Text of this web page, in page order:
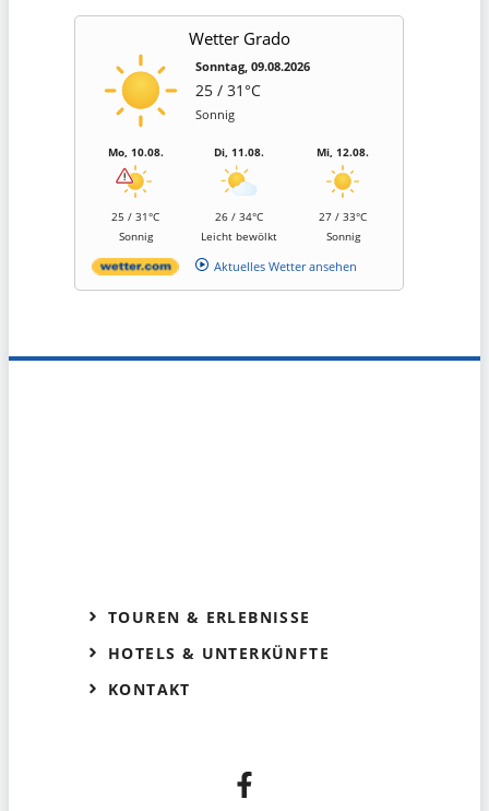
Wetter Grado
Sonntag, 09.08.2026
25 / 31°C
Sonnig
Mo, 10.08.
25 / 31°C
Sonnig
Di, 11.08.
26 / 34°C
Leicht bewölkt
Mi, 12.08.
27 / 33°C
Sonnig
Aktuelles Wetter ansehen
TOUREN & ERLEBNISSE
HOTELS & UNTERKÜNFTE
KONTAKT